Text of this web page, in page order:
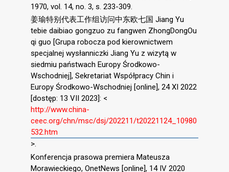
1970, vol. 14, no. 3, s. 233-309.
姜瑜特别代表工作组访问中东欧七国 Jiang Yu
tebie daibiao gongzuo zu fangwen ZhongDongOu
qi guo [Grupa robocza pod kierownictwem
specjalnej wysłanniczki Jiang Yu z wizytą w
siedmiu państwach Europy Środkowo-
Wschodniej], Sekretariat Współpracy Chin i
Europy Środkowo-Wschodniej [online], 24 XI 2022
[dostęp: 13 VII 2023]: <
http://www.china-
ceec.org/chn/msc/dsj/202211/t20221124_10980
532.htm
>.
Konferencja prasowa premiera Mateusza
Morawieckiego, OnetNews [online], 14 IV 2020